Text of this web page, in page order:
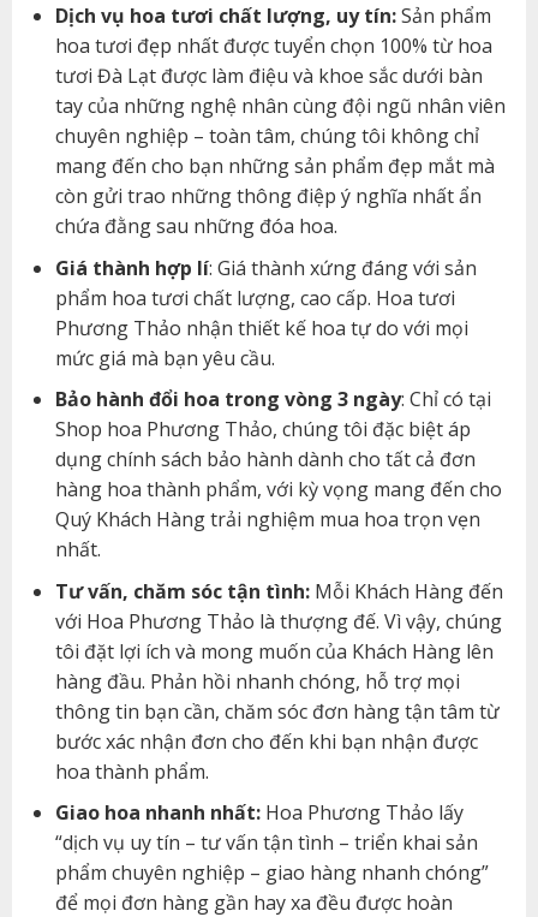
Dịch vụ hoa tươi chất lượng, uy tín:Sản phẩm
hoa tươi đẹp nhất được tuyển chọn 100% từ hoa
tươi Đà Lạt được làm điệu và khoe sắc dưới bàn
tay của những nghệ nhân cùng đội ngũ nhân viên
chuyên nghiệp – toàn tâm, chúng tôi không chỉ
mang đến cho bạn những sản phẩm đẹp mắt mà
còn gửi trao những thông điệp ý nghĩa nhất ẩn
chứa đằng sau những đóa hoa.
Giá thành hợp lí: Giá thành xứng đáng với sản
phẩm hoa tươi chất lượng, cao cấp. Hoa tươi
Phương Thảo nhận thiết kế hoa tự do với mọi
mức giá mà bạn yêu cầu.
Bảo hành đổi hoa trong vòng 3 ngày: Chỉ có tại
Shop hoa Phương Thảo, chúng tôi đặc biệt áp
dụng chính sách bảo hành dành cho tất cả đơn
hàng hoa thành phẩm, với kỳ vọng mang đến cho
Quý Khách Hàng trải nghiệm mua hoa trọn vẹn
nhất.
Tư vấn, chăm sóc tận tình:Mỗi Khách Hàng đến
với Hoa Phương Thảo là thượng đế. Vì vậy, chúng
tôi đặt lợi ích và mong muốn của Khách Hàng lên
hàng đầu. Phản hồi nhanh chóng, hỗ trợ mọi
thông tin bạn cần, chăm sóc đơn hàng tận tâm từ
bước xác nhận đơn cho đến khi bạn nhận được
hoa thành phẩm.
Giao hoa nhanh nhất:Hoa Phương Thảo lấy
“dịch vụ uy tín – tư vấn tận tình – triển khai sản
phẩm chuyên nghiệp – giao hàng nhanh chóng”
để mọi đơn hàng gần hay xa đều được hoàn